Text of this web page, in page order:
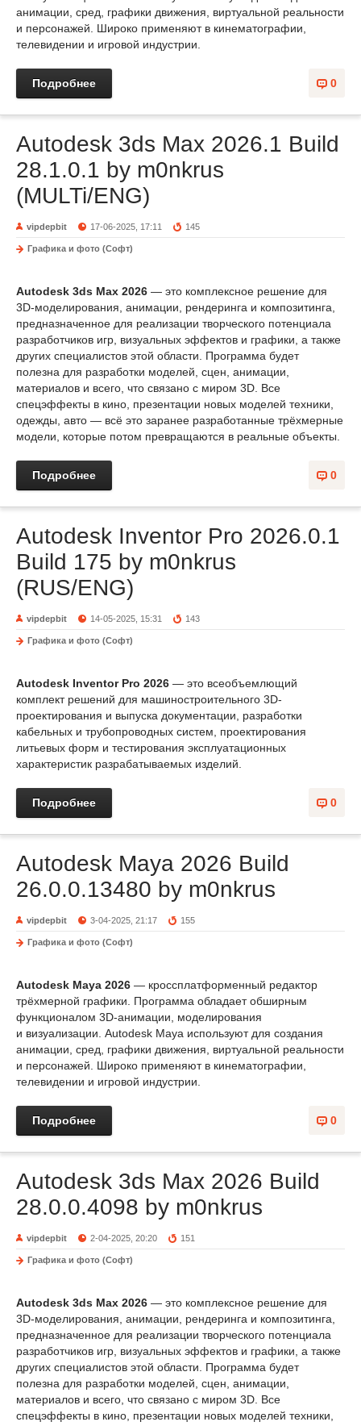
анимации, сред, графики движения, виртуальной реальности
и персонажей. Широко применяют в кинематографии,
телевидении и игровой индустрии.
0
Подробнее
Autodesk 3ds Max 2026.1 Build
28.1.0.1 by m0nkrus
(MULTi/ENG)
vipdepbit 17-06-2025, 17:11 145
Графика и фото (Софт)
Autodesk 3ds Max 2026 — это комплексное решение для
3D-моделирования, анимации, рендеринга и композитинга,
предназначенное для реализации творческого потенциала
разработчиков игр, визуальных эффектов и графики, а также
других специалистов этой области. Программа будет
полезна для разработки моделей, сцен, анимации,
материалов и всего, что связано с миром 3D. Все
спецэффекты в кино, презентации новых моделей техники,
одежды, авто — всё это заранее разработанные трёхмерные
модели, которые потом превращаются в реальные объекты.
0
Подробнее
Autodesk Inventor Pro 2026.0.1
Build 175 by m0nkrus
(RUS/ENG)
vipdepbit 14-05-2025, 15:31 143
Графика и фото (Софт)
Autodesk Inventor Pro 2026 — это всеобъемлющий
комплект решений для машиностроительного 3D-
проектирования и выпуска документации, разработки
кабельных и трубопроводных систем, проектирования
литьевых форм и тестирования эксплуатационных
характеристик разрабатываемых изделий.
0
Подробнее
Autodesk Maya 2026 Build
26.0.0.13480 by m0nkrus
vipdepbit 3-04-2025, 21:17 155
Графика и фото (Софт)
Autodesk Maya 2026 — кроссплатформенный редактор
трёхмерной графики. Программа обладает обширным
функционалом 3D-анимации, моделирования
и визуализации. Autodesk Maya используют для создания
анимации, сред, графики движения, виртуальной реальности
и персонажей. Широко применяют в кинематографии,
телевидении и игровой индустрии.
0
Подробнее
Autodesk 3ds Max 2026 Build
28.0.0.4098 by m0nkrus
vipdepbit 2-04-2025, 20:20 151
Графика и фото (Софт)
Autodesk 3ds Max 2026 — это комплексное решение для
3D-моделирования, анимации, рендеринга и композитинга,
предназначенное для реализации творческого потенциала
разработчиков игр, визуальных эффектов и графики, а также
других специалистов этой области. Программа будет
полезна для разработки моделей, сцен, анимации,
материалов и всего, что связано с миром 3D. Все
спецэффекты в кино, презентации новых моделей техники,